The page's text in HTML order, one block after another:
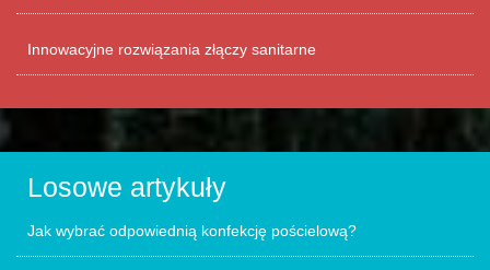
Innowacyjne rozwiązania złączy sanitarne
Losowe artykuły
Jak wybrać odpowiednią konfekcję pościelową?